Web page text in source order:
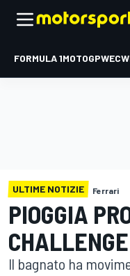
FORMULA 1MOTOGPWEC
ULTIME NOTIZIE Ferrari
PIOGGIA
Il bagnato ha